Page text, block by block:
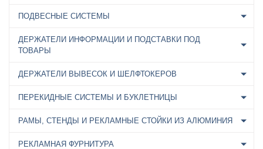
ПОДВЕСНЫЕ СИСТЕМЫ
ДЕРЖАТЕЛИ ИНФОРМАЦИИ И ПОДСТАВКИ ПОД
ТОВАРЫ
ДЕРЖАТЕЛИ ВЫВЕСОК И ШЕЛФТОКЕРОВ
ПЕРЕКИДНЫЕ СИСТЕМЫ И БУКЛЕТНИЦЫ
РАМЫ, СТЕНДЫ И РЕКЛАМНЫЕ СТОЙКИ ИЗ АЛЮМИНИЯ
РЕКЛАМНАЯ ФУРНИТУРА